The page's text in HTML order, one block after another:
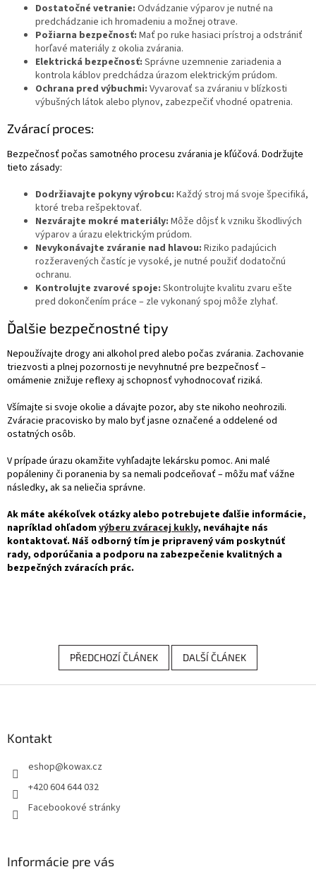
Dostatočné vetranie: Odvádzanie výparov je nutné na
predchádzanie ich hromadeniu a možnej otrave.
Požiarna bezpečnosť: Mať po ruke hasiaci prístroj a odstrániť
horľavé materiály z okolia zvárania.
Elektrická bezpečnosť: Správne uzemnenie zariadenia a
kontrola káblov predchádza úrazom elektrickým prúdom.
Ochrana pred výbuchmi: Vyvarovať sa zváraniu v blízkosti
výbušných látok alebo plynov, zabezpečiť vhodné opatrenia.
Zvárací proces:
Bezpečnosť počas samotného procesu zvárania je kľúčová. Dodržujte
tieto zásady:
Dodržiavajte pokyny výrobcu: Každý stroj má svoje špecifiká,
ktoré treba rešpektovať.
Nezvárajte mokré materiály: Môže dôjsť k vzniku škodlivých
výparov a úrazu elektrickým prúdom.
Nevykonávajte zváranie nad hlavou: Riziko padajúcich
rozžeravených častíc je vysoké, je nutné použiť dodatočnú
ochranu.
Kontrolujte zvarové spoje: Skontrolujte kvalitu zvaru ešte
pred dokončením práce – zle vykonaný spoj môže zlyhať.
Ďalšie bezpečnostné tipy
Nepoužívajte drogy ani alkohol pred alebo počas zvárania. Zachovanie
triezvosti a plnej pozornosti je nevyhnutné pre bezpečnosť –
omámenie znižuje reflexy aj schopnosť vyhodnocovať riziká.
Všímajte si svoje okolie a dávajte pozor, aby ste nikoho neohrozili.
Zváracie pracovisko by malo byť jasne označené a oddelené od
ostatných osôb.
V prípade úrazu okamžite vyhľadajte lekársku pomoc. Ani malé
popáleniny či poranenia by sa nemali podceňovať – môžu mať vážne
následky, ak sa neliečia správne.
Ak máte akékoľvek otázky alebo potrebujete ďalšie informácie,
napríklad ohľadomvýberu zváracej kukly, neváhajte nás
kontaktovať. Náš odborný tím je pripravený vám poskytnúť
rady, odporúčania a podporu na zabezpečenie kvalitných a
bezpečných zváracích prác.
PŘEDCHOZÍ ČLÁNEK DALŠÍ ČLÁNEK
Kontakt
eshop@kowax.cz
+420 604 644 032
Facebookové stránky
Informácie pre vás